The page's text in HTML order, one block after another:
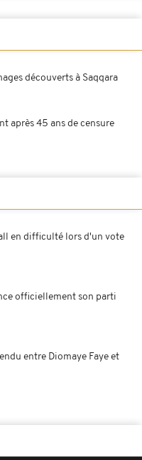
découverts à Saqqara
après 45 ans de censure
en difficulté lors d'un vote
officiellement son parti
entre Diomaye Faye et